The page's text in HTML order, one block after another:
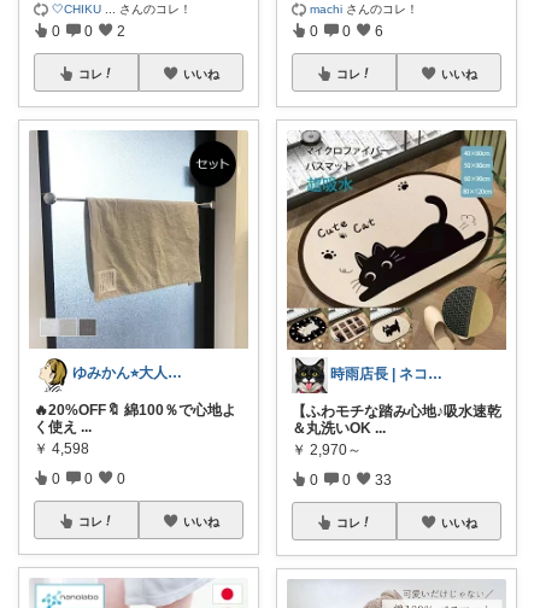
🤍CHIKU さんのコレ！
0 0 2
コレ いいね
ゆみかん⭐︎大人の暮らし研究室
🔥20%OFF🔖 綿100％で心地よ
く使え ...
￥ 4,598
0 0 0
コレ いいね
machi さんのコレ！
0 0 6
コレ いいね
時雨店長 | ネコのいる暮らし
【ふわモチな踏み心地♪吸水速乾
＆丸洗いOK ...
￥ 2,970～
0 0 33
コレ いいね